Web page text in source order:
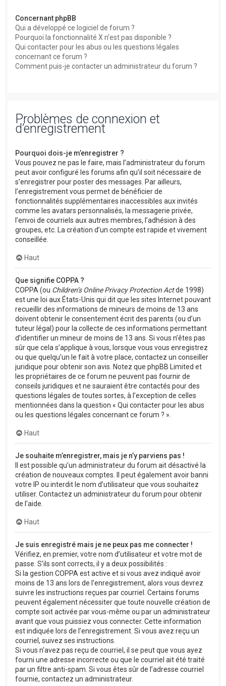
Concernant phpBB
Qui a développé ce logiciel de forum ?
Pourquoi la fonctionnalité X n’est pas disponible ?
Qui contacter pour les abus ou les questions légales
concernant ce forum ?
Comment puis-je contacter un administrateur du forum ?
Problèmes de connexion et
d’enregistrement
Pourquoi dois-je m’enregistrer ?
Vous pouvez ne pas le faire, mais l’administrateur du forum
peut avoir configuré les forums afin qu’il soit nécessaire de
s’enregistrer pour poster des messages. Par ailleurs,
l’enregistrement vous permet de bénéficier de
fonctionnalités supplémentaires inaccessibles aux invités
comme les avatars personnalisés, la messagerie privée,
l’envoi de courriels aux autres membres, l’adhésion à des
groupes, etc. La création d’un compte est rapide et vivement
conseillée.
Haut
Que signifie COPPA ?
COPPA (ou Children’s Online Privacy Protection Actde 1998)
est une loi aux États-Unis qui dit que les sites Internet pouvant
recueillir des informations de mineurs de moins de 13 ans
doivent obtenir le consentement écrit des parents (ou d’un
tuteur légal) pour la collecte de ces informations permettant
d’identifier un mineur de moins de 13 ans. Si vous n’êtes pas
sûr que cela s’applique à vous, lorsque vous vous enregistrez
ou que quelqu’un le fait à votre place, contactez un conseiller
juridique pour obtenir son avis. Notez que phpBB Limited et
les propriétaires de ce forum ne peuvent pas fournir de
conseils juridiques et ne sauraient être contactés pour des
questions légales de toutes sortes, à l’exception de celles
mentionnées dans la question « Qui contacter pour les abus
ou les questions légales concernant ce forum ? ».
Haut
Je souhaite m’enregistrer, mais je n’y parviens pas !
Il est possible qu’un administrateur du forum ait désactivé la
création de nouveaux comptes. Il peut également avoir banni
votre IP ou interdit le nom d’utilisateur que vous souhaitez
utiliser. Contactez un administrateur du forum pour obtenir
de l’aide.
Haut
Je suis enregistré mais je ne peux pas me connecter !
Vérifiez, en premier, votre nom d’utilisateur et votre mot de
passe. S’ils sont corrects, il y a deux possibilités :
Si la gestion COPPA est active et si vous avez indiqué avoir
moins de 13 ans lors de l’enregistrement, alors vous devrez
suivre les instructions reçues par courriel. Certains forums
peuvent également nécessiter que toute nouvelle création de
compte soit activée par vous-même ou par un administrateur
avant que vous puissiez vous connecter. Cette information
est indiquée lors de l’enregistrement. Si vous avez reçu un
courriel, suivez ses instructions.
Si vous n’avez pas reçu de courriel, il se peut que vous ayez
fourni une adresse incorrecte ou que le courriel ait été traité
par un filtre anti-spam. Si vous êtes sûr de l’adresse courriel
fournie, contactez un administrateur.